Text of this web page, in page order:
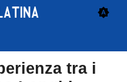
tra i